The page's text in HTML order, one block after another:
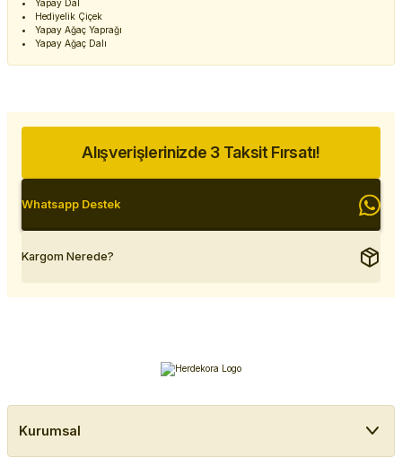
Yapay Dal
Hediyelik Çiçek
Yapay Ağaç Yaprağı
Yapay Ağaç Dalı
Alışverişlerinizde 3 Taksit Fırsatı!
Whatsapp Destek
Kargom Nerede?
Kurumsal